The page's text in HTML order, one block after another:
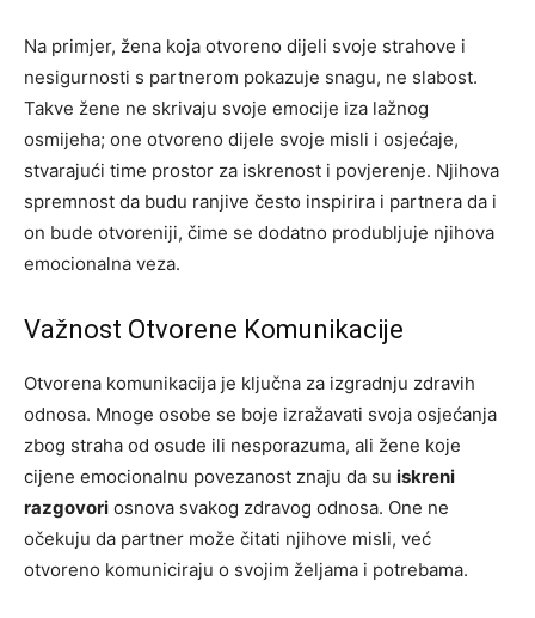
Na primjer, žena koja otvoreno dijeli svoje strahove i
nesigurnosti s partnerom pokazuje snagu, ne slabost.
Takve žene ne skrivaju svoje emocije iza lažnog
osmijeha; one otvoreno dijele svoje misli i osjećaje,
stvarajući time prostor za iskrenost i povjerenje. Njihova
spremnost da budu ranjive često inspirira i partnera da i
on bude otvoreniji, čime se dodatno produbljuje njihova
emocionalna veza.
Važnost Otvorene Komunikacije
Otvorena komunikacija je ključna za izgradnju zdravih
odnosa. Mnoge osobe se boje izražavati svoja osjećanja
zbog straha od osude ili nesporazuma, ali žene koje
cijene emocionalnu povezanost znaju da su iskreni
razgovori osnova svakog zdravog odnosa. One ne
očekuju da partner može čitati njihove misli, već
otvoreno komuniciraju o svojim željama i potrebama.